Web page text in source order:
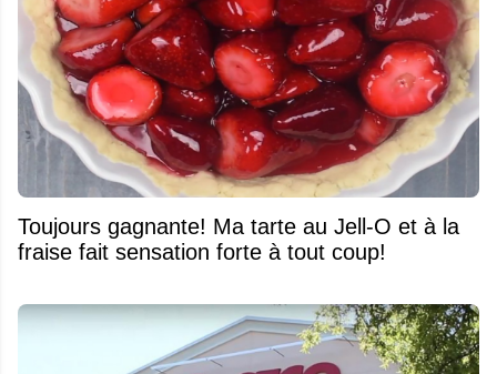
Toujours gagnante! Ma tarte au Jell-O et à la
fraise fait sensation forte à tout coup!